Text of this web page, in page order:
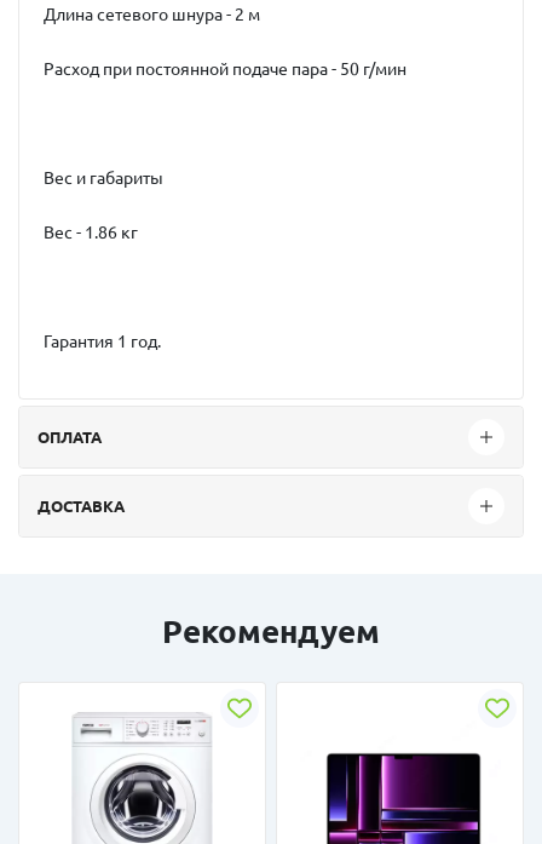
Длина сетевого шнура - 2 м
Расход при постоянной подаче пара - 50 г/мин
Вес и габариты
Вес - 1.86 кг
Гарантия 1 год.
ОПЛАТА
ДОСТАВКА
Рекомендуем